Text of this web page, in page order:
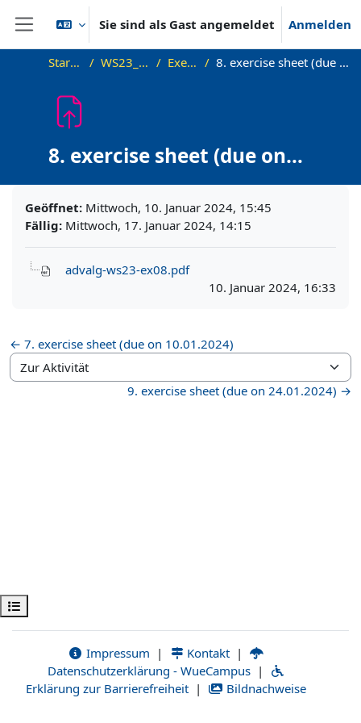
Zum Hauptinhalt
Website-Übersicht
Sie sind als Gast angemeldet Anmelden
Kursindex öffnen
Startseite WS23_AdvAlg Exercises 8. exercise sheet (due on 17.01.2024)
8. exercise sheet (due on
17.01.2024)
Geöffnet: Mittwoch, 10. Januar 2024, 15:45
Fällig: Mittwoch, 17. Januar 2024, 14:15
advalg-ws23-ex08.pdf
10. Januar 2024, 16:33
← 7. exercise sheet (due on 10.01.2024)
Zur Aktivität
9. exercise sheet (due on 24.01.2024) →
Impressum | Kontakt |
Datenschutzerklärung - WueCampus |
Erklärung zur Barrierefreiheit | Bildnachweise